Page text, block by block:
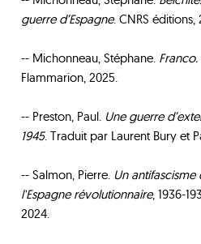
guerre d’Espagne. CNRS éditions,
-- Michonneau, Stéphane.
Flammarion, 2025.
-- Preston, Paul. Une guerre
1945. Traduit par Laurent Bury et
-- Salmon, Pierre. Un
l'Espagne révolutionnaire, 1936-
2024.